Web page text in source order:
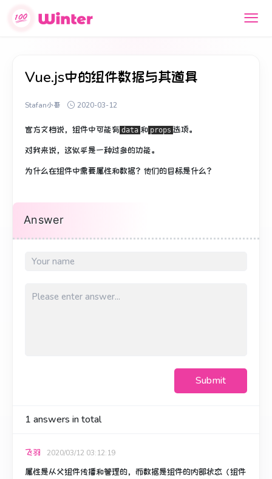
Vue.js中的组件数据与其道具
Stafan小哥 2020-03-12
官方文档说， 组件中可能有 data 和 props 选项。
对我来说，这似乎是一种过多的功能。
为什么在组件中需要属性和数据？ 他们的目标是什么？
Answer
Submit
1 answers in total
飞羽 2020/03/12 03:12:19
属性是从父组件传播和管理的，而数据是组件的内部状态（组件